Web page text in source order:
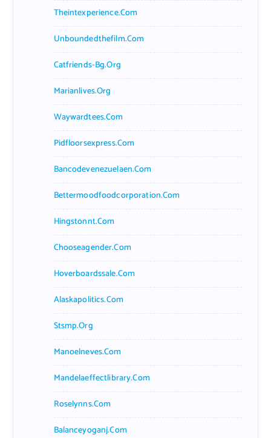
Theintexperience.com
Unboundedthefilm.com
Catfriends-Bg.org
Marianlives.org
Waywardtees.com
Pidfloorsexpress.com
Bancodevenezuelaen.com
Bettermoodfoodcorporation.com
Hingstonnt.com
Chooseagender.com
Hoverboardssale.com
Alaskapolitics.com
Stsmp.org
Manoelneves.com
Mandelaeffectlibrary.com
Roselynns.com
Balanceyoganj.com